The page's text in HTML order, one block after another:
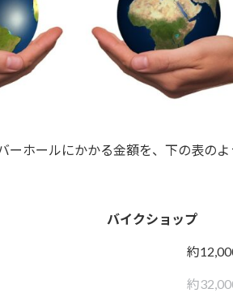
ーホールにかかる金額を、下の表の
バイクショップ
約
約